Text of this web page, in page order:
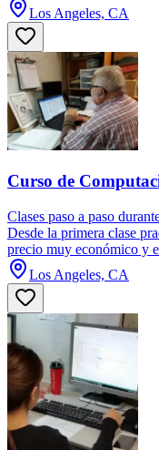
Los Angeles, CA
Curso de
Clases paso a paso
Desde la primera clase
precio muy económico y
Los Angeles, CA